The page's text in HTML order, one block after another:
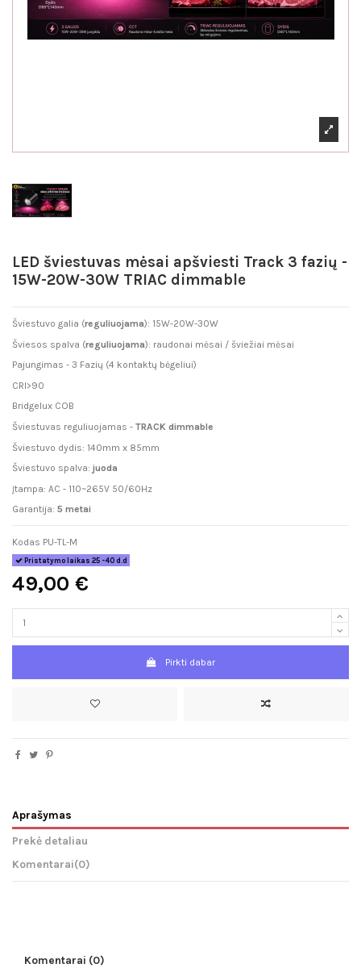
LED šviestuvas mėsai apšviesti Track 3 fazių -
15W-20W-30W TRIAC dimmable
Šviestuvo galia (reguliuojama): 15W-20W-30W
Šviesos spalva (reguliuojama): raudonai mėsai / šviežiai mėsai
Pajungimas - 3 Fazių (4 kontaktų bėgeliui)
CRI>90
Bridgelux COB
Šviestuvas reguliuojamas - TRACK dimmable
Šviestuvo dydis: 140mm x 85mm
Šviestuvo spalva: juoda
Įtampa: AC - 110~265V 50/60Hz
Garantija: 5 metai
Kodas PU-TL-M
Pristatymo laikas 25 -40 d.d
49,00 €
Pirkti dabar
Aprašymas
Prekė detaliau
Komentarai(0)
Komentarai (0)